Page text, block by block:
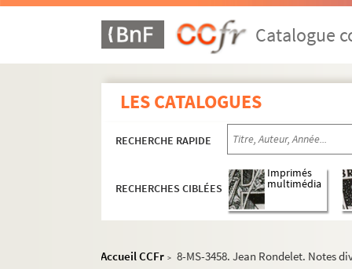
Catalogue
LES CATALOGUES
RECHERCHE RAPIDE
RECHERCHES CIBLÉES
Imprimés
multimédia
Accueil CCFr > 8-MS-3458. Jean Rondelet. Notes